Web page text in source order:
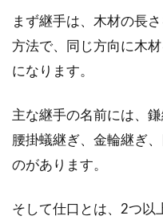
まず継手は、木材の長
方法で、同じ方向に木
になります。
主な継手の名前には、
腰掛蟻継ぎ、金輪継ぎ
のがあります。
そして仕口とは、2つ以